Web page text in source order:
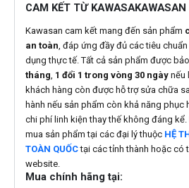
CAM KẾT TỪ KAWASAKAWASAN
Kawasan cam kết mang đến sản phẩm
an toàn , đáp ứng đầy đủ các tiêu
dụng thực tế. Tất cả sản phẩm được
tháng 1 đổi 1 trong vòng 30 ngày nếu
khách hàng còn được hỗ trợ sửa chữa
hành nếu sản phẩm còn khả năng phục
chi phí linh kiện thay thế không đáng
mua sản phẩm tại các đại lý thuộc HỆ
TOÀN QUỐCtại các tỉnh thành hoặc có
website.
Mua chính hãng tại: